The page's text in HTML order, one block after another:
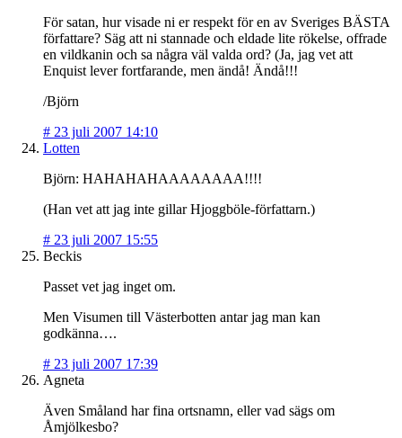
För satan, hur visade ni er respekt för en av Sveriges BÄSTA
författare? Säg att ni stannade och eldade lite rökelse, offrade
en vildkanin och sa några väl valda ord? (Ja, jag vet att
Enquist lever fortfarande, men ändå! Ändå!!!
/Björn
# 23 juli 2007 14:10
Lotten
Björn: HAHAHAHAAAAAAAA!!!!
(Han vet att jag inte gillar Hjoggböle-författarn.)
# 23 juli 2007 15:55
Beckis
Passet vet jag inget om.
Men Visumen till Västerbotten antar jag man kan
godkänna….
# 23 juli 2007 17:39
Agneta
Även Småland har fina ortsnamn, eller vad sägs om
Åmjölkesbo?